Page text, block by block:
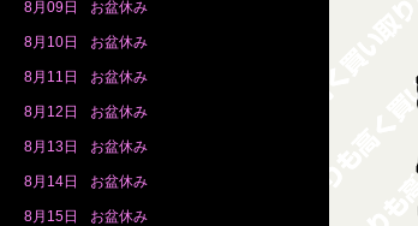
8月 09日 お盆休み
8月 10日 お盆休み
8月 11日 お盆休み
8月 12日 お盆休み
8月 13日 お盆休み
8月 14日 お盆休み
8月 15日 お盆休み